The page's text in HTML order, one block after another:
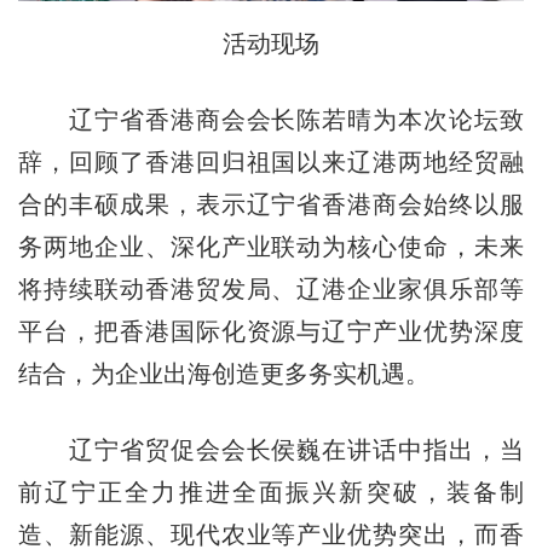
活动现场
辽宁省香港商会会长陈若晴为本次论坛致
辞，回顾了香港回归祖国以来辽港两地经贸融
合的丰硕成果，表示辽宁省香港商会始终以服
务两地企业、深化产业联动为核心使命，未来
将持续联动香港贸发局、辽港企业家俱乐部等
平台，把香港国际化资源与辽宁产业优势深度
结合，为企业出海创造更多务实机遇。
辽宁省贸促会会长侯巍在讲话中指出，当
前辽宁正全力推进全面振兴新突破，装备制
造、新能源、现代农业等产业优势突出，而香